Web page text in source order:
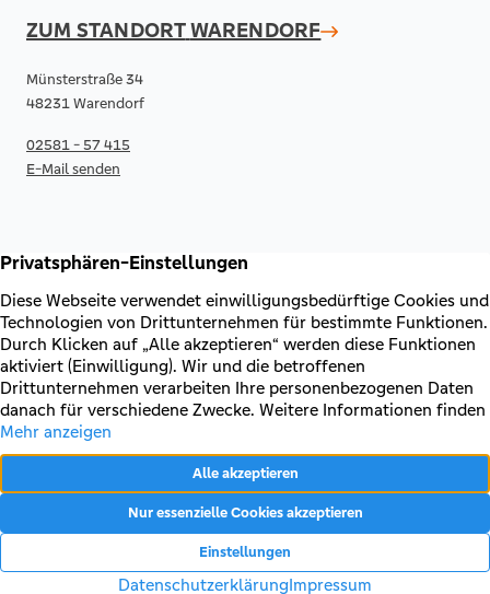
ZUM STANDORTWARENDORF
Münsterstraße 34
48231 Warendorf
02581 - 57 415
E-Mail senden
RECHTLICHES & KONTAKT
Kontakt
AGB & Sonderbedingungen
Erklärung zur Barrierefreiheit
Impressum
Datenschutz
VERTRAG WIDERRUFEN